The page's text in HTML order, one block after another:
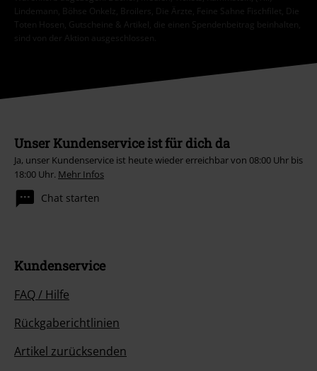
Lindemann, Böhse Onkelz, Broilers, Die Ärzte, Feine Sahne Fischfilet, Die
Toten Hosen, Gutscheine & Artikel, die einen Spendenbeitrag beinhalten,
sind von der Aktion ausgeschlossen.
Unser Kundenservice ist für dich da
Ja, unser Kundenservice ist heute wieder erreichbar von 08:00 Uhr bis
18:00 Uhr. Mehr Infos
Chat starten
Kundenservice
FAQ / Hilfe
Rückgaberichtlinien
Artikel zurücksenden